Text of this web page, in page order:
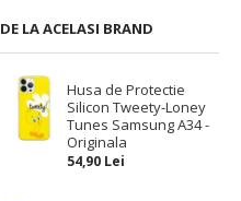
DE LA ACELASI BRAND
Husa de Protectie
Silicon Tweety-Loney
Tunes Samsung A34 -
Originala
54,90 Lei